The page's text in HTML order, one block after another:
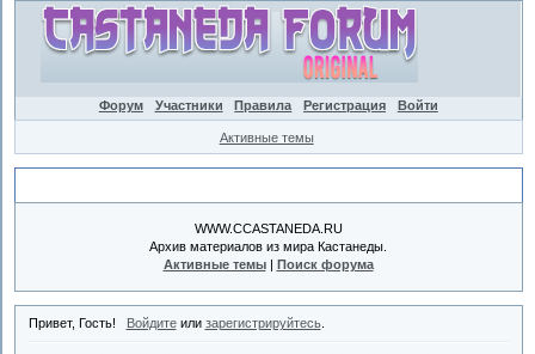
Форум Участники Правила Регистрация Войти
Активные темы
WWW.CCASTANEDA.RU
Архив материалов из мира Кастанеды.
Активные темы| Поиск форума
Привет, Гость! Войдитеили зарегистрируйтесь.